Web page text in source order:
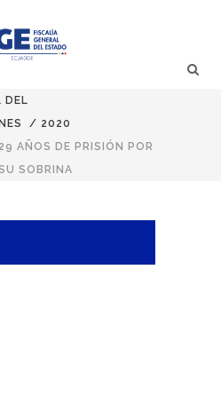
DEL
/ 2020
AÑOS DE PRISIÓN POR
SOBRINA